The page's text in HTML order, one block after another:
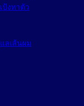
ป้งทาตัว
ลเส้นผม